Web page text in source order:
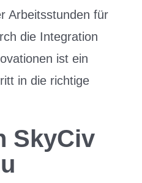
Arbeitsstunden für
die Integration
ist ein
in die richtige
SkyCiv